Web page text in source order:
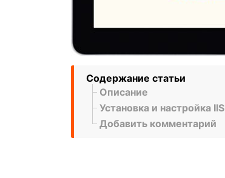
Содержание статьи
Описание
Установка и настройка IIS
Добавить комментарий